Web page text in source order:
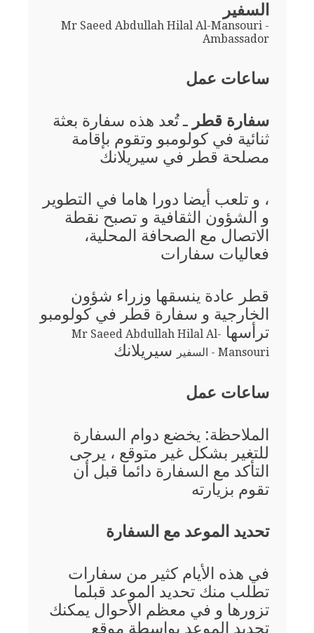
السفير
Mr Saeed Abdullah Hilal Al-Mansouri -
Ambassador
ساعات عمل
سفارة قطر ـ تُعد هذه سفارة بعثة
ثنائية في كولومبو وتقوم بإقامة
مصلحة قطر في سيريلانك
، و تلعب أيضا دورا هاما في التطوير
و الشؤون الثقافية و تصبح نقطة
الاتصال مع الصحافة المحلية،
فعاليات سفارات
قطر عادة ينسقها وزراء شؤون
الخارجية و سفارة قطر في كولومبو
ترأسها Mr Saeed Abdullah Hilal Al-
Mansouri - السفير
سيريلانك
ساعات عمل
الملاحظة: يخضع دوام السفارة
للتغير بشكل غير متوقع ، يرجى
التأكد مع السفارة دائما قبل أن
تقوم بزيارته
تحديد الموعد مع السفارة
في هذه الأيام كثير من سفارات
تطلب منك تحديد الموعد قبلما
تزورها و في معظم الأحوال يمكنك
تحديد الموعد بواسطة موقع